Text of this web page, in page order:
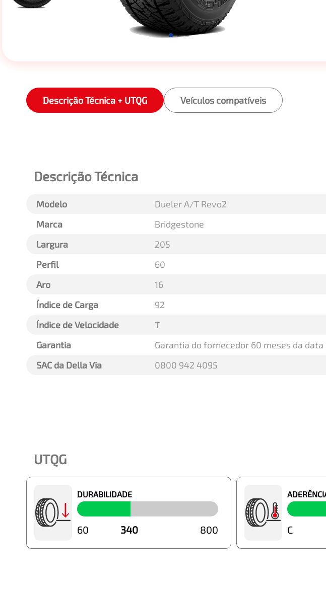
Descrição Técnica + UTQG Veículos compatíveis
Descrição Técnica
Modelo
Dueler A/T Revo2
Marca
Bridgestone
Largura
205
Perfil
60
Aro
16
Índice de Carga
92
Índice de Velocidade
T
Garantia
Garantia do fornecedor 60 meses da
SAC da Della Via
0800 942 4095
UTQG
DURABILIDADE
340
60 800 C